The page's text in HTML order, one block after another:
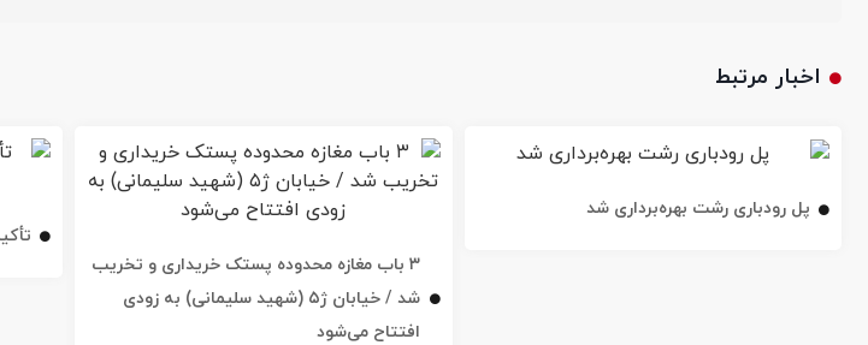
اخبار مرتبط
پل رودباری رشت بهره‌برداری شد
۳ باب مغازه محدوده پستک خریداری و تخریب
شد / خیابان ژ۵ (شهید سلیمانی) به زودی
افتتاح می‌شود